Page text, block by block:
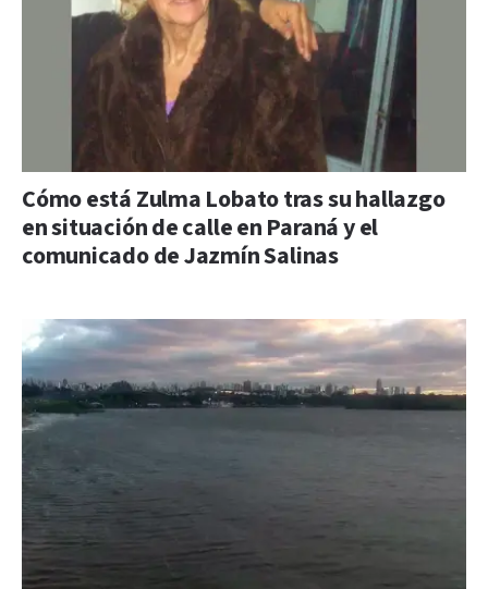
Cómo está Zulma Lobato tras su hallazgo
en situación de calle en Paraná y el
comunicado de Jazmín Salinas